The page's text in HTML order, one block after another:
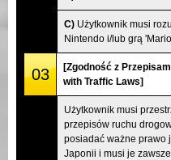
C) Użytkownik musi
Nintendo i/lub grą 'Mario
03
[Zgodność z
with Traffic Laws]
Użytkownik musi
przepisów ruchu
posiadać ważne prawo
Japonii i musi je